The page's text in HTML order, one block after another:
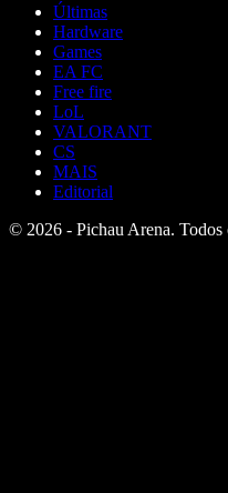
Últimas
Hardware
Games
EA FC
Free fire
LoL
VALORANT
CS
MAIS
Editorial
© 2026 - Pichau Arena. Todos